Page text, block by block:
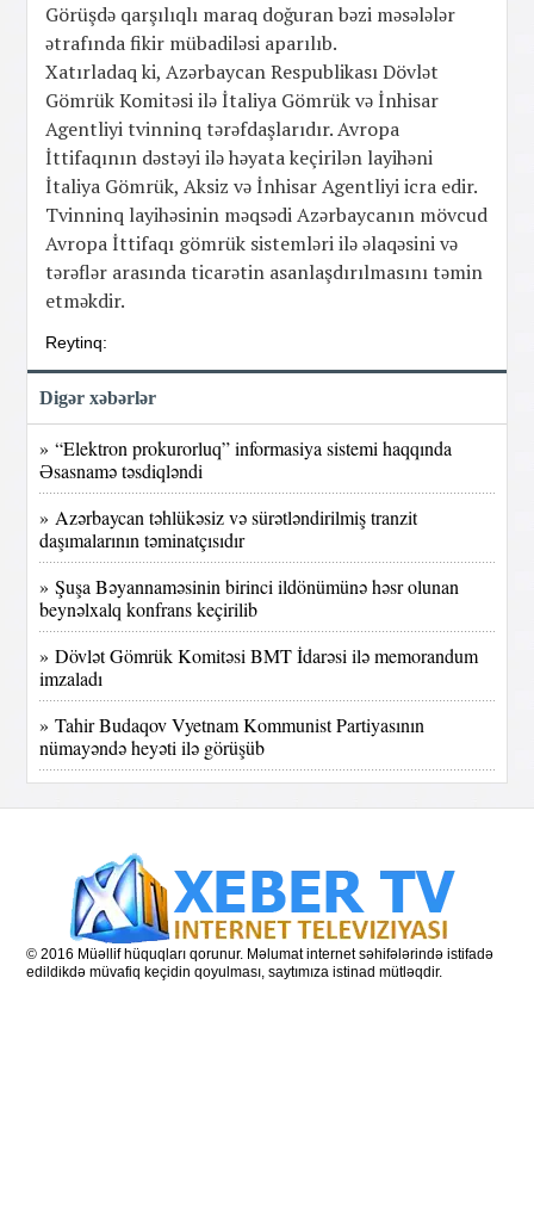
Görüşdə qarşılıqlı maraq doğuran bəzi məsələlər
ətrafında fikir mübadiləsi aparılıb.
Xatırladaq ki, Azərbaycan Respublikası Dövlət
Gömrük Komitəsi ilə İtaliya Gömrük və İnhisar
Agentliyi tvinninq tərəfdaşlarıdır. Avropa
İttifaqının dəstəyi ilə həyata keçirilən layihəni
İtaliya Gömrük, Aksiz və İnhisar Agentliyi icra edir.
Tvinninq layihəsinin məqsədi Azərbaycanın mövcud
Avropa İttifaqı gömrük sistemləri ilə əlaqəsini və
tərəflər arasında ticarətin asanlaşdırılmasını təmin
etməkdir.
Reytinq:
Digər xəbərlər
» “Elektron prokurorluq” informasiya sistemi haqqında
Əsasnamə təsdiqləndi
» Azərbaycan təhlükəsiz və sürətləndirilmiş tranzit
daşımalarının təminatçısıdır
» Şuşa Bəyannaməsinin birinci ildönümünə həsr olunan
beynəlxalq konfrans keçirilib
» Dövlət Gömrük Komitəsi BMT İdarəsi ilə memorandum
imzaladı
» Tahir Budaqov Vyetnam Kommunist Partiyasının
nümayəndə heyəti ilə görüşüb
© 2016 Müəllif hüquqları qorunur. Məlumat internet səhifələrində istifadə
edildikdə müvafiq keçidin qoyulması, saytımıza istinad mütləqdir.